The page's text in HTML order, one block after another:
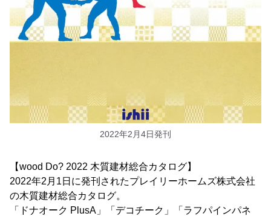
2022年2月4日発刊
【wood Do? 2022 木質建材総合カタログ】
2022年2月1日に発刊されたプレイリーホームズ株式会社
の木質建材総合カタログ。
「ドナオーク PlusA」「デコチーク」「ラフパインパネ